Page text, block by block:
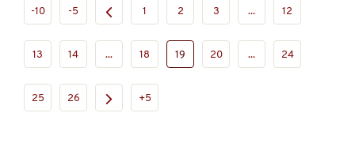
-10 -5 1 2 3 ... 12
13 14 ... 18 19 20 ... 24
25 26 +5